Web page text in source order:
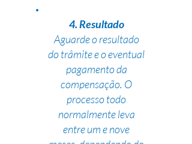
4. Resultado
Aguarde o resultado
do trâmite e o eventual
pagamento da
compensação. O
processo todo
normalmente leva
entre um e nove